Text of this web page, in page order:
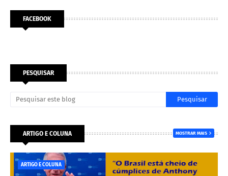
FACEBOOK
PESQUISAR
ARTIGO E COLUNA MOSTRAR MAIS
ARTIGO E COLUNA